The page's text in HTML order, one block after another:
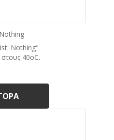
Nothing"
στους 40οC.